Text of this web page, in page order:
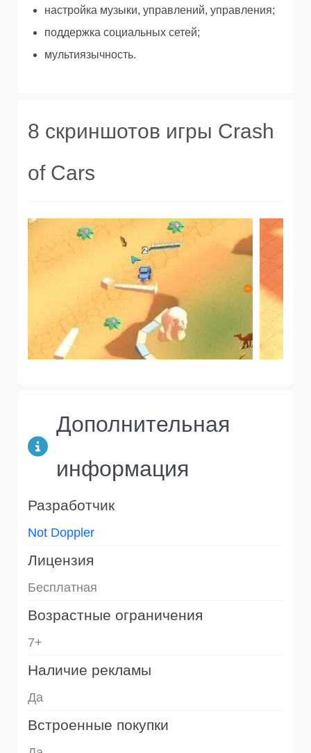
настройка музыки, управлений, управления;
поддержка социальных сетей;
мультиязычность.
8 скриншотов игры Crash
of Cars
Дополнительная
информация
Разработчик
Not Doppler
Лицензия
Бесплатная
Возрастные ограничения
7+
Наличие рекламы
Да
Встроенные покупки